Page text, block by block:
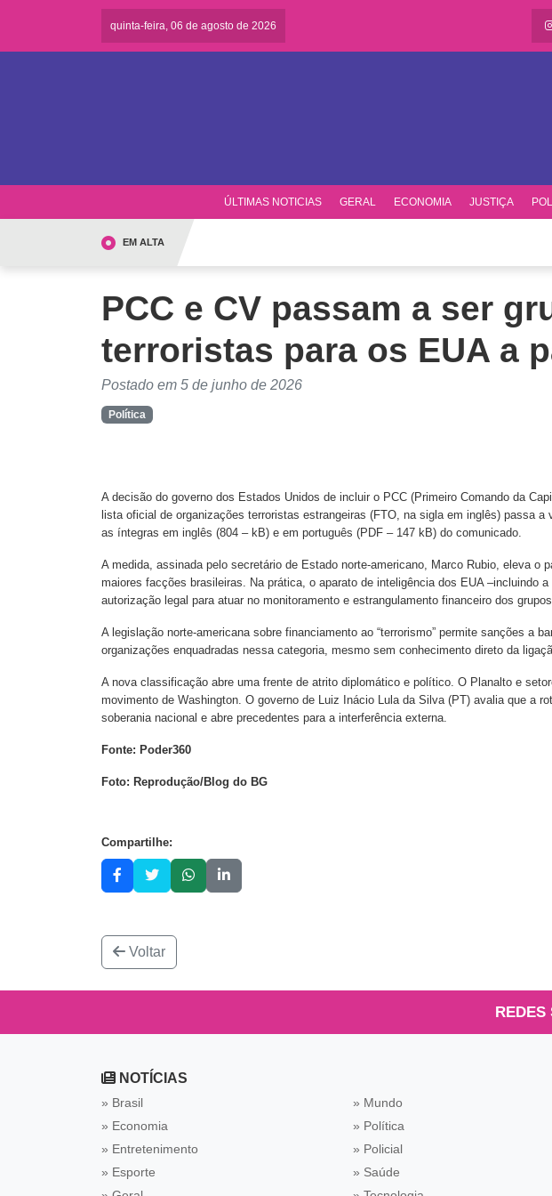
quinta-feira, 06 de agosto de 2026
ÚLTIMAS NOTICIAS GERAL ECONOMIA JUSTIÇA
EM ALTA
PCC e CV passam a ser
terroristas para os EUA a
Postado em 5 de junho de 2026
Política
A decisão do governo dos Estados Unidos de incluir o PCC (Primeiro Comando da
lista oficial de organizações terroristas estrangeiras (FTO, na sigla em inglês) passa a
as íntegras em inglês (804 – kB) e em português (PDF – 147 kB) do comunicado.
A medida, assinada pelo secretário de Estado norte-americano, Marco Rubio, eleva o
maiores facções brasileiras. Na prática, o aparato de inteligência dos EUA –incluindo
autorização legal para atuar no monitoramento e estrangulamento financeiro dos
A legislação norte-americana sobre financiamento ao “terrorismo” permite sanções a
organizações enquadradas nessa categoria, mesmo sem conhecimento direto da
A nova classificação abre uma frente de atrito diplomático e político. O Planalto e
movimento de Washington. O governo de Luiz Inácio Lula da Silva (PT) avalia que a
soberania nacional e abre precedentes para a interferência externa.
Fonte: Poder360
Foto: Reprodução/Blog do BG
Compartilhe:
Voltar
REDES
NOTÍCIAS
» Brasil
» Economia
» Entretenimento
» Esporte
» Mundo
» Política
» Policial
» Saúde